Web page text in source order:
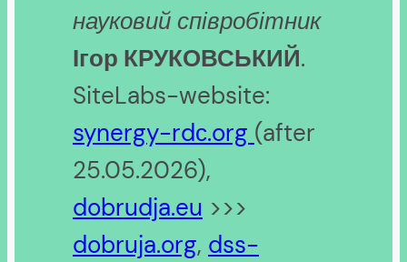
науковий співробітник
Ігор КРУКОВСЬКИЙ.
SiteLabs-website:
synergy-rdс.org (after
25.05.2026),
dobrudja.eu >>>
dobruja.org, dss-